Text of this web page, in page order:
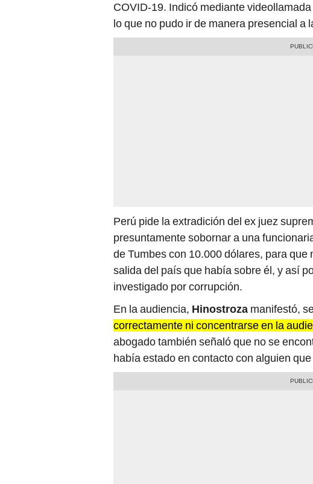
COVID-19. Indicó mediante
lo que no pudo ir de manera presencial a
Perú pide la extradición del ex juez
presuntamente sobornar a una
de Tumbes con 10.000 dólares, para
salida del país que había sobre él, y así
investigado por corrupción.
En la audiencia, Hinostroza manifestó,
correctamente ni concentrarse en la
abogado también señaló que no se
había estado en contacto con alguien